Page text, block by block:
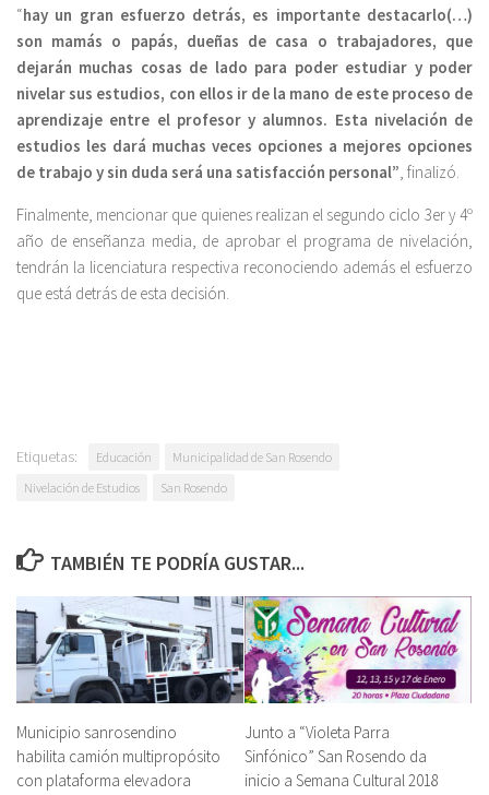
“hay un gran esfuerzo detrás, es importante destacarlo(…)
son mamás o papás, dueñas de casa o trabajadores, que
dejarán muchas cosas de lado para poder estudiar y poder
nivelar sus estudios, con ellos ir de la mano de este proceso de
aprendizaje entre el profesor y alumnos. Esta nivelación de
estudios les dará muchas veces opciones a mejores opciones
de trabajo y sin duda será una satisfacción personal” , finalizó.
Finalmente, mencionar que quienes realizan el segundo ciclo 3er y 4º
año de enseñanza media, de aprobar el programa de nivelación,
tendrán la licenciatura respectiva reconociendo además el esfuerzo
que está detrás de esta decisión.
Etiquetas: Educación
Municipalidad de San Rosendo
Nivelación de Estudios
San Rosendo
TAMBIÉN TE PODRÍA GUSTAR...
Municipio sanrosendino
habilita camión multipropósito
con plataforma elevadora
Junto a “Violeta Parra
Sinfónico” San Rosendo da
inicio a Semana Cultural 2018